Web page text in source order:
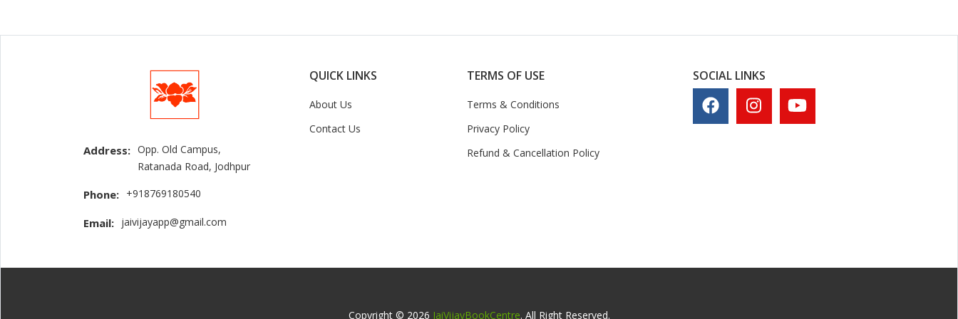
Address: Opp. Old Campus,
Ratanada Road, Jodhpur
Phone: +918769180540
Email: jaivijayapp@gmail.com
QUICK LINKS
About Us
Contact Us
TERMS OF USE
Terms & Conditions
Privacy Policy
Refund & Cancellation Policy
SOCIAL LINKS
Copyright © 2026 JaiVijayBookCentre. All Right Reserved.